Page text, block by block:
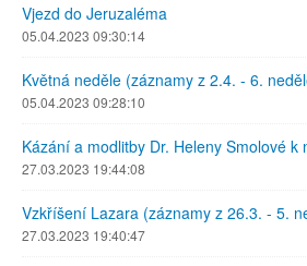
Vjezd do Jeruzaléma
05.04.2023 09:30:14
Květná neděle (záznamy z 2.4. - 6.
05.04.2023 09:28:10
Kázání a modlitby Dr. Heleny Smolové k
27.03.2023 19:44:08
Vzkříšení Lazara (záznamy z 26.3. - 5.
27.03.2023 19:40:47